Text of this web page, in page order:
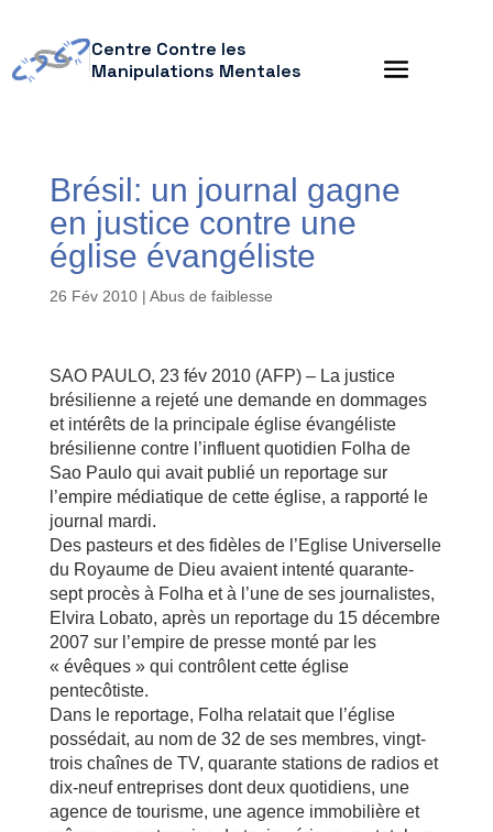
Centre Contre les
Manipulations Mentales
Brésil: un journal gagne
en justice contre une
église évangéliste
26 Fév 2010| Abus de faiblesse
SAO PAULO, 23 fév 2010 (AFP) – La justice
brésilienne a rejeté une demande en dommages
et intérêts de la principale église évangéliste
brésilienne contre l’influent quotidien Folha de
Sao Paulo qui avait publié un reportage sur
l’empire médiatique de cette église, a rapporté le
journal mardi.
Des pasteurs et des fidèles de l’Eglise Universelle
du Royaume de Dieu avaient intenté quarante-
sept procès à Folha et à l’une de ses journalistes,
Elvira Lobato, après un reportage du 15 décembre
2007 sur l’empire de presse monté par les
« évêques » qui contrôlent cette église
pentecôtiste.
Dans le reportage, Folha relatait que l’église
possédait, au nom de 32 de ses membres, vingt-
trois chaînes de TV, quarante stations de radios et
dix-neuf entreprises dont deux quotidiens, une
agence de tourisme, une agence immobilière et